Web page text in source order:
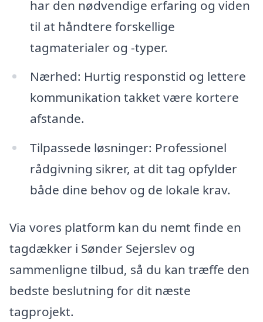
har den nødvendige erfaring og viden
til at håndtere forskellige
tagmaterialer og -typer.
Nærhed: Hurtig responstid og lettere
kommunikation takket være kortere
afstande.
Tilpassede løsninger: Professionel
rådgivning sikrer, at dit tag opfylder
både dine behov og de lokale krav.
Via vores platform kan du nemt finde en
tagdækker i Sønder Sejerslev og
sammenligne tilbud, så du kan træffe den
bedste beslutning for dit næste
tagprojekt.